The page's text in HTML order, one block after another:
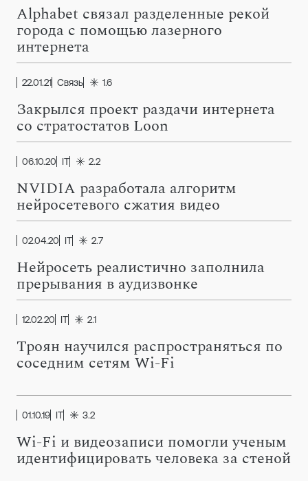
Alphabet связал разделенные рекой
города с помощью лазерного
интернета
22.01.21 Связь 1.6
Закрылся проект раздачи интернета
со стратостатов Loon
06.10.20 IT 2.2
NVIDIA разработала алгоритм
нейросетевого сжатия видео
02.04.20 IT 2.7
Нейросеть реалистично заполнила
прерывания в аудизвонке
12.02.20 IT 2.1
Троян научился распространяться по
соседним сетям Wi-Fi
01.10.19 IT 3.2
Wi-Fi и видеозаписи помогли ученым
идентифицировать человека за стеной